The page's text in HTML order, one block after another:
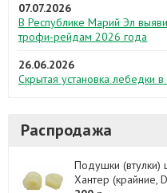
07.07.2026
В Республике Марий Эл
трофи-рейдам 2026 года
26.06.2026
Скрытая установка лебедки
Распродажа
Подушки (втулки)
Хантер